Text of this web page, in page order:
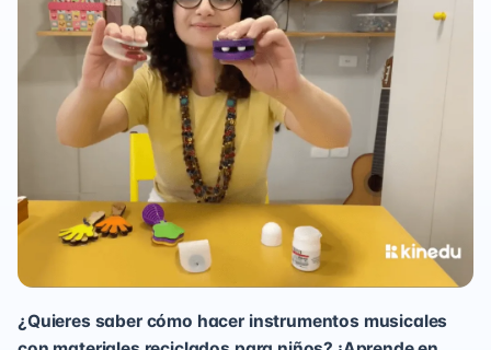
¿Quieres saber cómo hacer instrumentos musicales